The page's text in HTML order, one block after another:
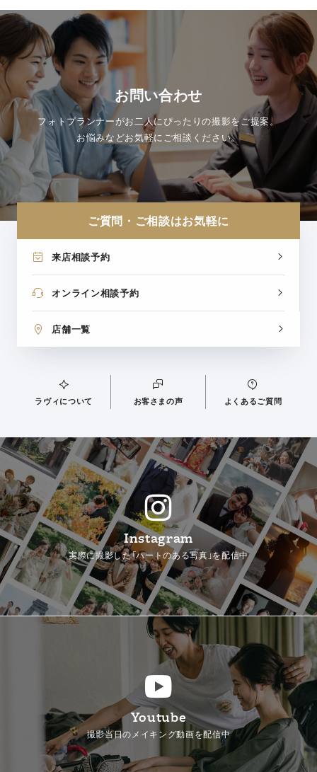
お問い合わせ
フォトプランナーがお二人にぴったりの撮影をご提案。
お悩みなどお気軽にご相談ください。
ご質問・ご相談はお気軽に
来店相談予約
オンライン相談予約
店舗一覧
ラヴィについて お客さまの声 よくあるご質問
Instagram
実際に撮影した「ハートのある写真」を配信中
Youtube
撮影当日のメイキング動画を配信中